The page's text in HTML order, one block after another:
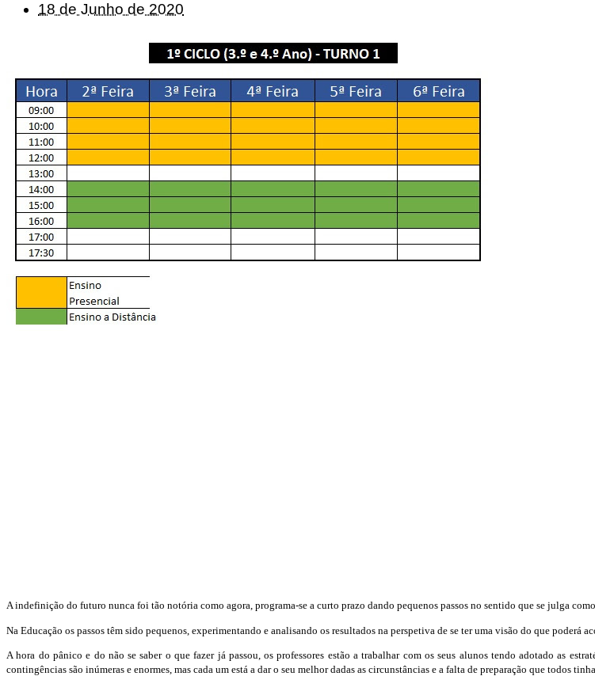
18 de Junho de 2020
A indefinição do futuro nunca foi tão notória como agora, programa-se a curto prazo dando pequenos passos no sentido que se julga
Na Educação os passos têm sido pequenos, experimentando e analisando os resultados na perspetiva de se ter uma visão do que poderá
A hora do pânico e do não se saber o que fazer já passou, os professores estão a trabalhar com os seus alunos tendo adotado as
contingências são inúmeras e enormes, mas cada um está a dar o seu melhor dadas as circunstâncias e a falta de preparação que todos